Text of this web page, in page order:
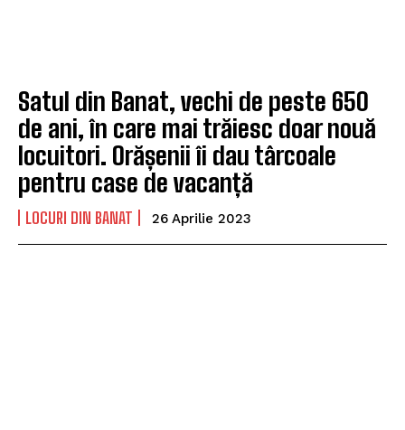
Satul din Banat, vechi de peste 650
de ani, în care mai trăiesc doar nouă
locuitori. Orășenii îi dau târcoale
pentru case de vacanță
LOCURI DIN BANAT 26 Aprilie 2023